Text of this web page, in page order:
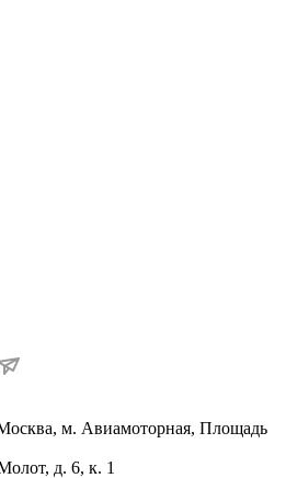
м. Авиамоторная, Площадь
д. 6, к. 1